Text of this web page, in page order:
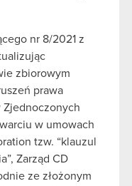
nr 8/2021 z
zbiorowym
prawa
Zjednoczonych
w umowach
tzw. “klauzul
Zarząd CD
ze złożonym